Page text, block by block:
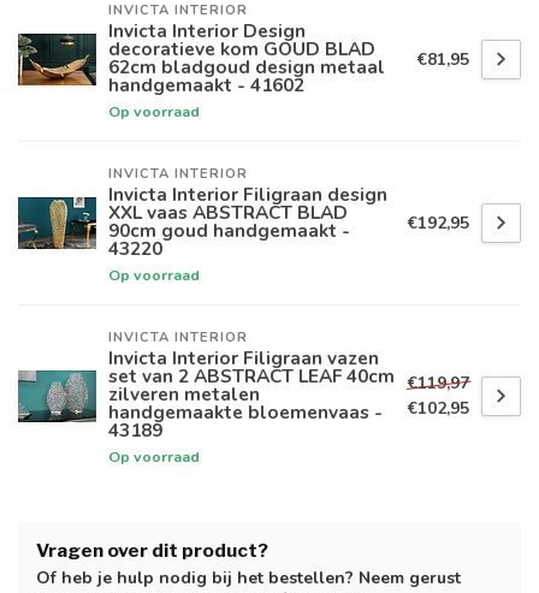
INVICTA INTERIOR
Invicta Interior Design
decoratieve kom GOUD BLAD
62cm bladgoud design metaal
handgemaakt - 41602
Op voorraad
€81,95
INVICTA INTERIOR
Invicta Interior Filigraan design
XXL vaas ABSTRACT BLAD
90cm goud handgemaakt -
43220
Op voorraad
€192,95
INVICTA INTERIOR
Invicta Interior Filigraan vazen
set van 2 ABSTRACT LEAF 40cm
zilveren metalen
handgemaakte bloemenvaas -
43189
Op voorraad
€119,97
€102,95
Vragen over dit product?
Of heb je hulp nodig bij het bestellen? Neem gerust